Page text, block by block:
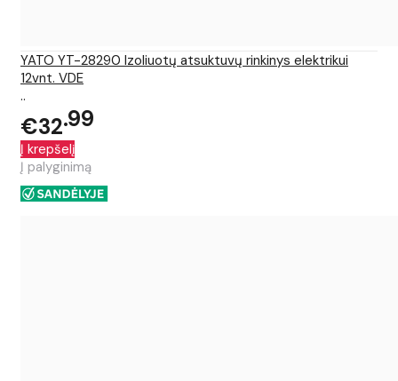
YATO YT-28290 Izoliuotų atsuktuvų rinkinys elektrikui
12vnt. VDE
..
€32 99
Į krepšelį
Į palyginimą